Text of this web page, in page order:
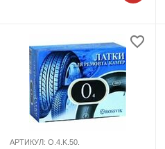
АРТИКУЛ: O.4.K.50.